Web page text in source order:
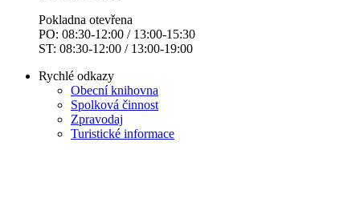
Pokladna otevřena
PO: 08:30-12:00 / 13:00-15:30
ST: 08:30-12:00 / 13:00-19:00
Rychlé odkazy
Obecní knihovna
Spolková činnost
Zpravodaj
Turistické informace